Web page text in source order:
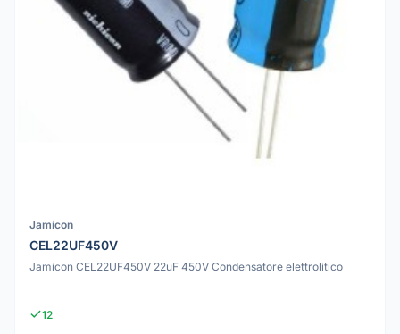
Jamicon
CEL22UF450V
Jamicon CEL22UF450V 22uF 450V Condensatore elettrolitico
12